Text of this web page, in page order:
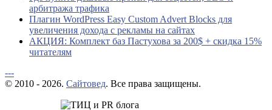
арбитража трафика
Плагин WordPress Easy Custom Advert Blocks для
увеличения дохода с рекламы на сайтах
АКЦИЯ: Комплект баз Пастухова за 200$ + скидка 15%
читателям
---
© 2010 - 2026. Сайтовед. Все права защищены.